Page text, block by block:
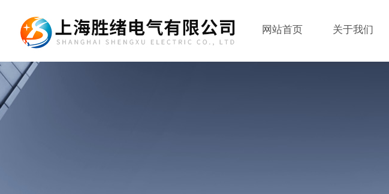
网站首页 关于我们